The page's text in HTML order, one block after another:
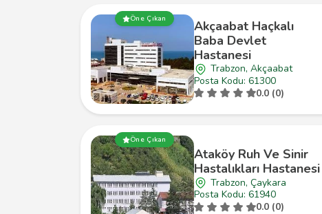
Öne Çıkan
Akçaabat Haçkalı
Baba Devlet
Hastanesi
Trabzon, Akçaabat
Posta Kodu: 61300
0.0 (0)
Öne Çıkan
Ataköy Ruh Ve Sinir
Hastalıkları Hastanesi
Trabzon, Çaykara
Posta Kodu: 61940
0.0 (0)